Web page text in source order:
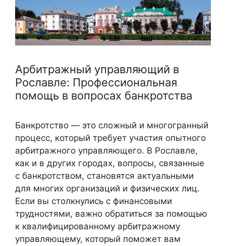
Арбитражный управляющий в
Рославле: Профессиональная
помощь в вопросах банкротства
Банкротство — это сложный и многогранный
процесс, который требует участия опытного
арбитражного управляющего. В Рославле,
как и в других городах, вопросы, связанные
с банкротством, становятся актуальными
для многих организаций и физических лиц.
Если вы столкнулись с финансовыми
трудностями, важно обратиться за помощью
к квалифицированному арбитражному
управляющему, который поможет вам